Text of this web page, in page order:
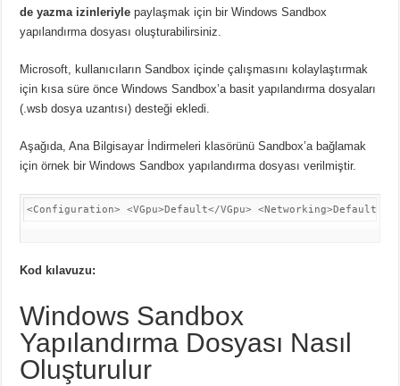
de yazma izinleriyle paylaşmak için bir Windows Sandbox
yapılandırma dosyası oluşturabilirsiniz.
Microsoft, kullanıcıların Sandbox içinde çalışmasını kolaylaştırmak
için kısa süre önce Windows Sandbox’a basit yapılandırma dosyaları
(.wsb dosya uzantısı) desteği ekledi.
Aşağıda, Ana Bilgisayar İndirmeleri klasörünü Sandbox’a bağlamak
için örnek bir Windows Sandbox yapılandırma dosyası verilmiştir.
<Configuration> <VGpu>Default</VGpu> <Networking>Default</
Kod kılavuzu:
Windows Sandbox
Yapılandırma Dosyası Nasıl
Oluşturulur